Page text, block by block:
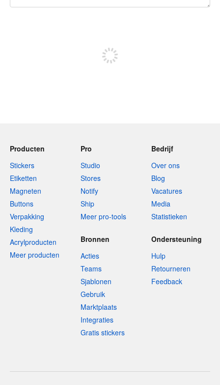
Producten
Stickers
Etiketten
Magneten
Buttons
Verpakking
Kleding
Acrylproducten
Meer producten
Pro
Studio
Stores
Notify
Ship
Meer pro-tools
Bedrijf
Over ons
Blog
Vacatures
Media
Statistieken
Bronnen
Acties
Teams
Sjablonen
Gebruik
Marktplaats
Integraties
Gratis stickers
Ondersteuning
Hulp
Retourneren
Feedback